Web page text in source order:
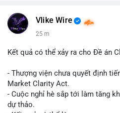
động này nghiêng về khả năng
dài hạn hơn là bán tháo, bởi nếu
một phần nhỏ khối lượng này vẫn
Lời khuyên: Nhà đầu tư nhỏ lẻ
tiếp theo từ cùng một địa chỉ
Không nên hành động vội vàng
Vlike Wire
25 m
Kết quả có thể xảy ra cho Đề án
- Thượng viện chưa quyết định
Market Clarity Act.
- Cuộc nghỉ hè sắp tới làm tăng
dự thảo.